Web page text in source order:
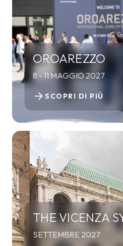
OROAREZZO
8 - 11 MAGGIO 2027
SCOPRI DI PIÙ
arrow_forward
THE VICENZA
SETTEMBRE 2027